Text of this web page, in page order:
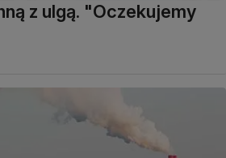
z ulgą. "Oczekujemy